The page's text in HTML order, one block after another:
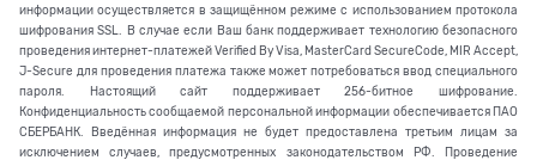
информации осуществляется в защищённом режиме с использованием протокола
шифрования SSL. В случае если Ваш банк поддерживает технологию безопасного
проведения интернет-платежей Verified By Visa, MasterCard SecureCode, MIR Accept,
J-Secure для проведения платежа также может потребоваться ввод специального
пароля. Настоящий сайт поддерживает 256-битное шифрование.
Конфиденциальность сообщаемой персональной информации обеспечивается ПАО
СБЕРБАНК. Введённая информация не будет предоставлена третьим лицам за
исключением случаев, предусмотренных законодательством РФ. Проведение